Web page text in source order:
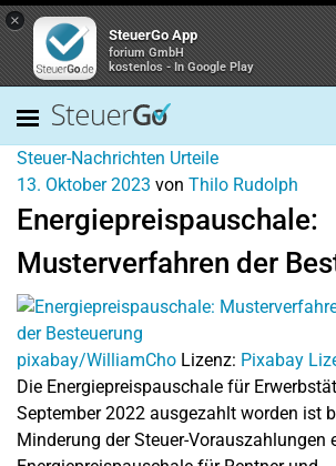
×
SteuerGo App
forium GmbH
kostenlos - In Google Play
Steuer-Nachrichten Urteile
13. Oktober 2023 von Thilo Rudolph
Energiepreispauschale:
Musterverfahren der
pixabay/WilliamCho Lizenz: Pixabay
Die Energiepreispauschale für
September 2022 ausgezahlt worden ist
Minderung der Steuer-Vorauszahlungen